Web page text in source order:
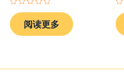
评
分
0
&sol;
阅读更多
评
分
0